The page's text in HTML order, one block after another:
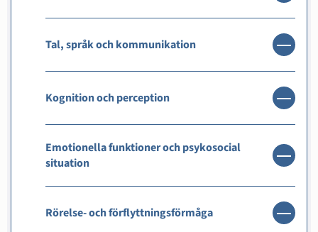
Tal, språk och kommunikation
Kognition och perception
Emotionella funktioner och psykosocial
situation
Rörelse- och förflyttningsförmåga